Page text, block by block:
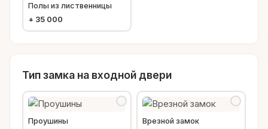
Полы из лиственницы
+ 35 000
Тип замка на входной двери
Проушины
Врезной замок